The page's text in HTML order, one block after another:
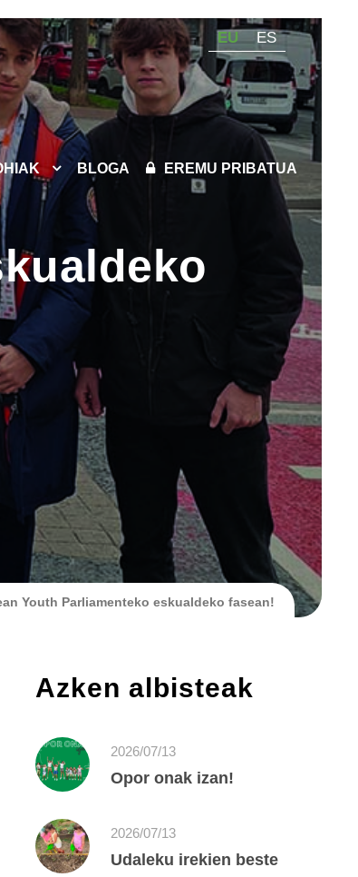
EU ES
BLOGA EREMU PRIBATUA
Youth Parliamenteko eskualdeko fasean!
Azken albisteak
2026/07/13
Opor onak izan!
2026/07/13
Udaleku irekien beste